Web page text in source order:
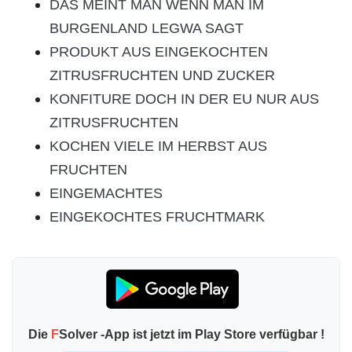
DAS MEINT MAN WENN MAN IM
BURGENLAND LEGWA SAGT
PRODUKT AUS EINGEKOCHTEN
ZITRUSFRUCHTEN UND ZUCKER
KONFITURE DOCH IN DER EU NUR AUS
ZITRUSFRUCHTEN
KOCHEN VIELE IM HERBST AUS
FRUCHTEN
EINGEMACHTES
EINGEKOCHTES FRUCHTMARK
Die FSolver -App ist jetzt im Play Store verfügbar !